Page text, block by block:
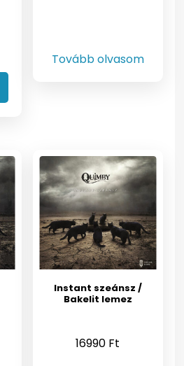
Tovább olvasom
Instant szeánsz /
Bakelit lemez
16990 Ft